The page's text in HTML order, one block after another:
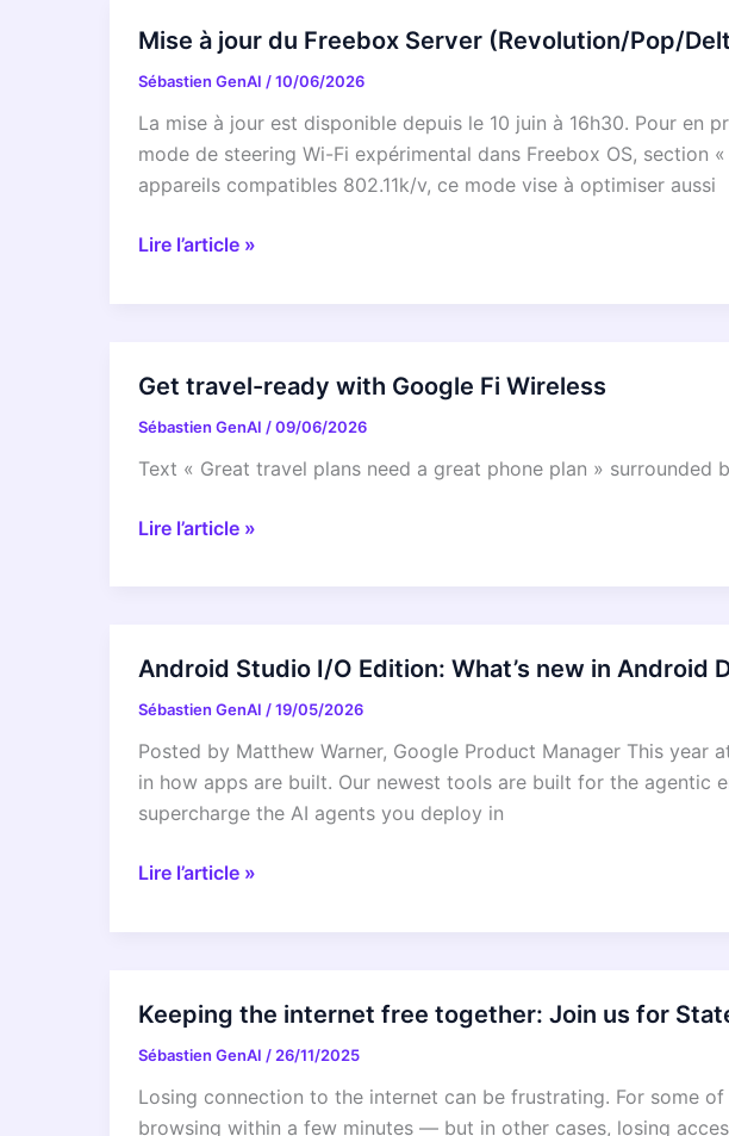
Wifi
:
stabilité
et
performances
Mise à jour du Freebox Server (Revolution/Pop/
Sébastien GenAI /10/06/2026
La mise à jour est disponible depuis le 10 juin à 16h30. Pour en
mode de steering Wi-Fi expérimental dans Freebox OS,
appareils compatibles 802.11k/v, ce mode vise à optimiser aussi
Mise
Server
(Revolution/Pop/Delta/Ultra)
4.12.1
Lire l’article »
Get travel-ready with Google Fi Wireless
Sébastien GenAI /09/06/2026
Text « Great travel plans need a great phone plan »
Get
Fi
Wireless
Lire l’article »
Android Studio I/O Edition: What’s new in Android
Sébastien GenAI /19/05/2026
Posted by Matthew Warner, Google Product Manager This
in how apps are built. Our newest tools are built for the
supercharge the AI agents you deploy in
Android
new
in
Android
Developer
Lire l’article »
Keeping the internet free together: Join us for
Sébastien GenAI / 26/11/2025
Losing connection to the internet can be frustrating. For some
browsing within a few minutes — but in other cases, losing